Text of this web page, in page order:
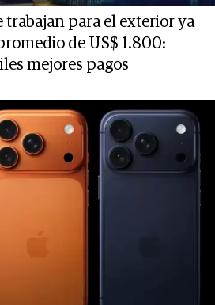
trabajan para el exterior ya
de US$ 1.800:
mejores pagos